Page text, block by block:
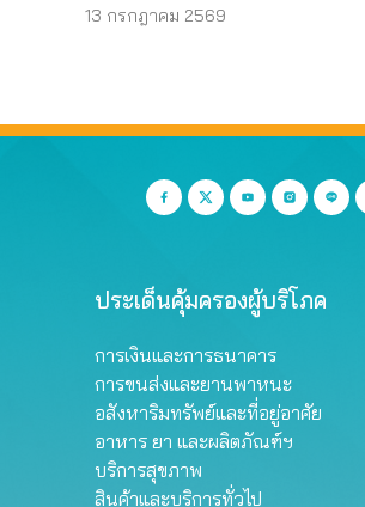
มาตรฐานรถปลอดภัย
13 กรกฎาคม 2569
ประเด็นคุ้มครองผู้บริโภค
การเงินและการธนาคาร
การขนส่งและยานพาหนะ
อสังหาริมทรัพย์และที่อยู่อาศัย
อาหาร ยา และผลิตภัณฑ์ฯ
บริการสุขภาพ
สินค้าและบริการทั่วไป